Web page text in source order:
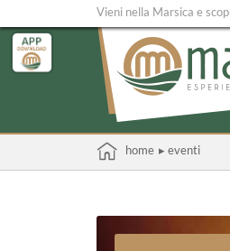
Vieni nella Marsica e
home ▸ eventi